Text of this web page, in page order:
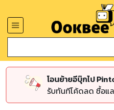
โอนย้ายอีบุ๊กไป
รับทันทีโค้ดลด ซื้อแ